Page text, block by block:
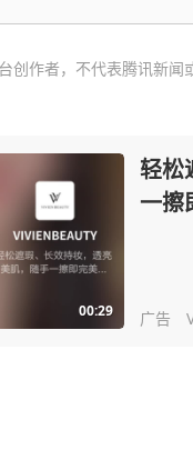
创作者，不代表腾讯新闻
00:29
轻松
一擦
广告